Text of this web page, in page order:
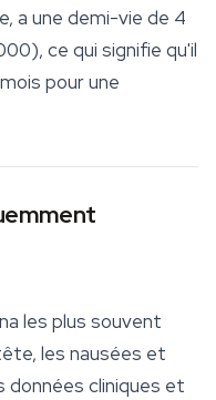
a une demi-vie de 4
ce qui signifie qu'il
pour une
les plus souvent
les nausées et
données cliniques et